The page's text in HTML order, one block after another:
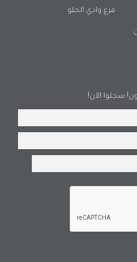
فرع وادي الحلو
سجلوا الآن!